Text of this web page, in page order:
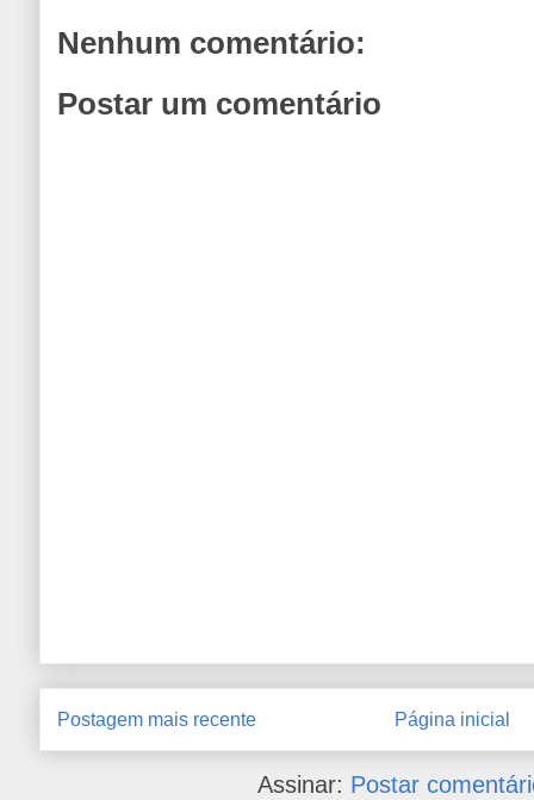
Nenhum comentário:
Postar um comentário
Postagem mais recente Página inicial
Assinar: Postar